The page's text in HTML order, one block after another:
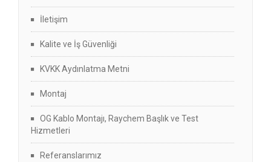
İletişim
Kalite ve İş Güvenliği
KVKK Aydınlatma Metni
Montaj
OG Kablo Montajı, Raychem Başlık ve Test
Hizmetleri
Referanslarımız